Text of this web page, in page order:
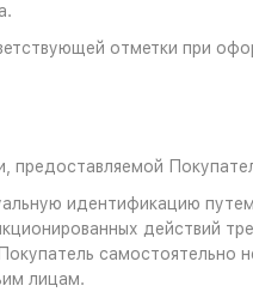
отметки при
предоставляемой
идентификацию
действий
самостоятельно
лицам.